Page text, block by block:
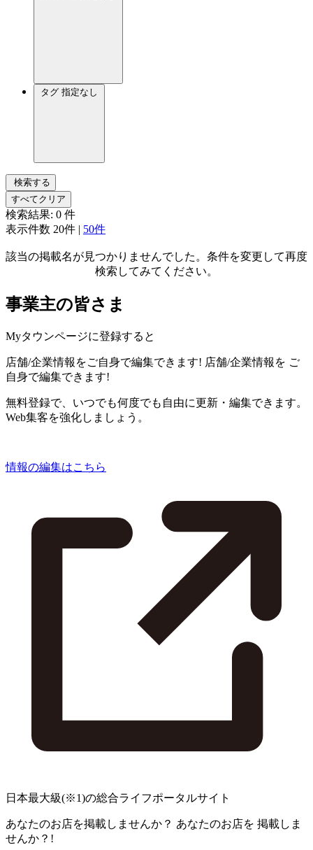
タグ 指定なし
検索する
すべてクリア
検索結果: 0 件
表示件数 20件 | 50件
該当の掲載名が見つかりませんでした。条件を変更して再度
検索してみてください。
事業主の皆さま
Myタウンページに登録すると
店舗/企業情報をご自身で編集できます! 店舗/企業情報を ご
自身で編集できます!
無料登録で、いつでも何度でも自由に更新・編集できます。
Web集客を強化しましょう。
情報の編集はこちら
日本最大級(※1)の総合ライフポータルサイト
あなたのお店を掲載しませんか？ あなたのお店を 掲載しま
せんか？!